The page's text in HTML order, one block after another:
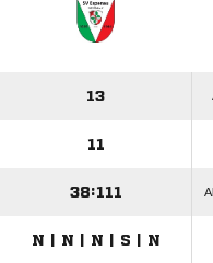
13
11
38:111
N | N | N | S | N